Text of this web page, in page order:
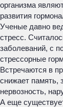
организма
развития
Ученые давно
стресс.
заболеваний, с
стрессорные
Встречаются в
снижает память,
нервозность,
А еще